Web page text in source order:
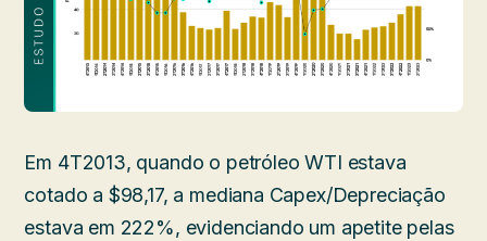
Em 4T2013, quando o petróleo WTI estava
cotado a $98,17, a mediana Capex/Depreciação
estava em 222%, evidenciando um apetite pelas